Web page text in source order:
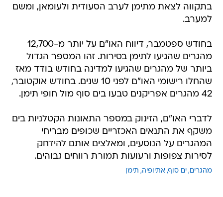
בתקווה לצאת מתימן לערב הסעודית ולעומאן, ומשם
למערב.
בחודש ספטמבר, דיווח האו"ם על יותר מ-12,700
מהגרים שהגיעו לתימן בסירות. זהו המספר הגדול
ביותר של מהגרים שהגיעו למדינה בחודש בודד מאז
שהחלו רישומי האו"ם לפני 10 שנים. בחודש אוקטובר,
42 מהגרים אפריקנים טבעו בים סוף מול חופי תימן.
לדברי האו"ם, הזינוק במספר התאונות הקטלניות בים
משקף את התנאים האכזריים שכופים מבריחי
המהגרים על הנוסעים, ומאלצים אותם להידחק
לסירות צפופות ורעועות תמורת רווחים גבוהים.
מהגרים ים סוף אתיופיה תימן